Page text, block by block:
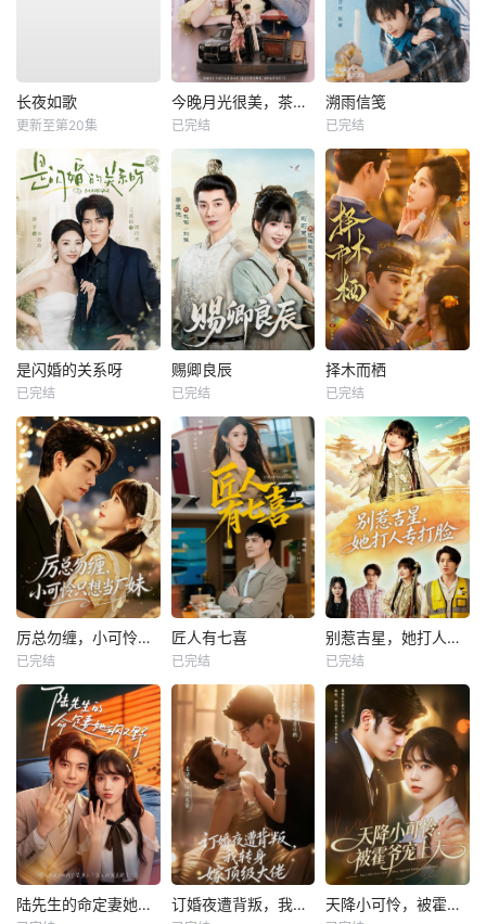
长夜如歌
更新至第20集
今晚月光很美，茶香四溢
已完结
溯雨信笺
已完结
是闪婚的关系呀
已完结
赐卿良辰
已完结
择木而栖
已完结
厉总勿缠，小可怜只想当厂妹
已完结
匠人有七喜
已完结
别惹吉星，她打人专打脸
已完结
陆先生的命定妻她飒又野 订婚夜遭背叛，我转身嫁顶级大佬 天降小可怜，被霍爷宠上天